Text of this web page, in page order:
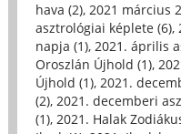
hava (2), 2021 március
asztrológiai képlete (6),
napja (1), 2021. április
Oroszlán Újhold (1),
Újhold (1), 2021.
(2), 2021. decemberi
(1), 2021. Halak